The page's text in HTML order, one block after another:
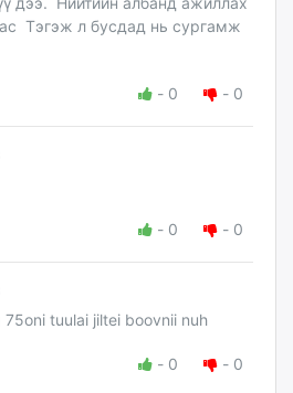
Тэгэж л бусдад нь сургамж
- 0 - 0
- 0 - 0
tuulai jiltei boovnii nuh
- 0 - 0